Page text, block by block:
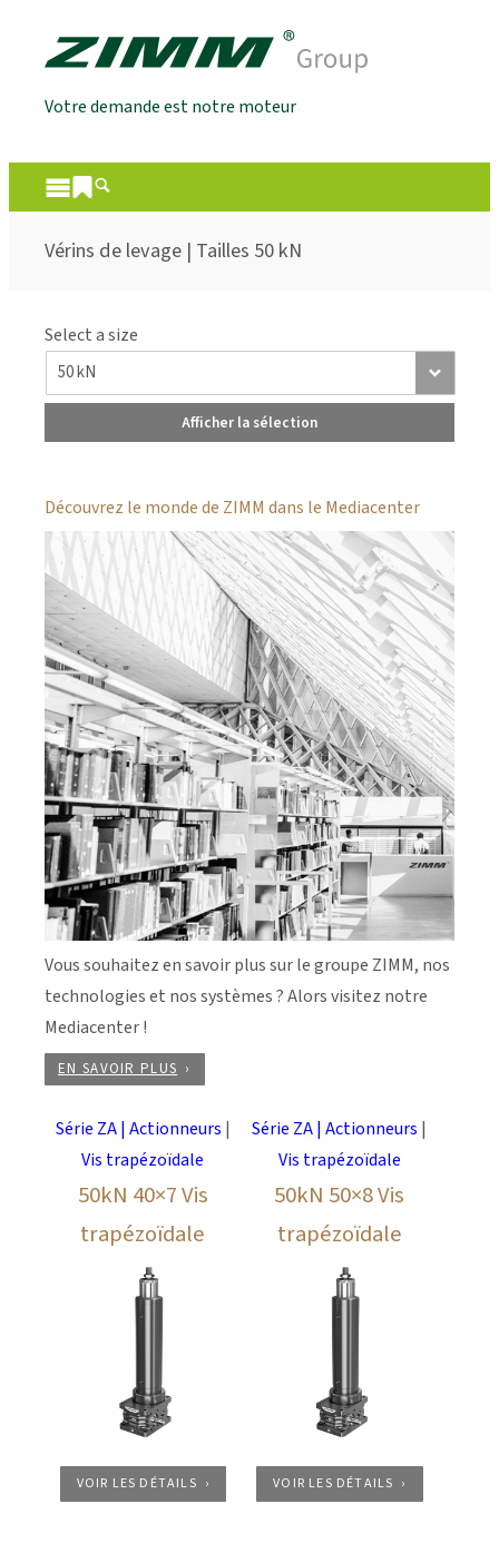
Votre demande est notre moteur
Vérins de levage | Tailles 50 kN
Select a size
Afficher la sélection
Découvrez le monde de ZIMM dans le Mediacenter
Vous souhaitez en savoir plus sur le groupe ZIMM, nos
technologies et nos systèmes ? Alors visitez notre
Mediacenter !
EN SAVOIR PLUS
Série ZA | Actionneurs |
Vis trapézoïdale
50kN 40×7 Vis
trapézoïdale
VOIR LES DÉTAILS
Série ZA | Actionneurs |
Vis trapézoïdale
50kN 50×8 Vis
trapézoïdale
VOIR LES DÉTAILS